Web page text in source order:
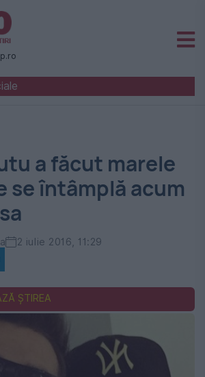
a făcut marele
se întâmplă acum
2 iulie 2016, 11:29
ȘTIREA